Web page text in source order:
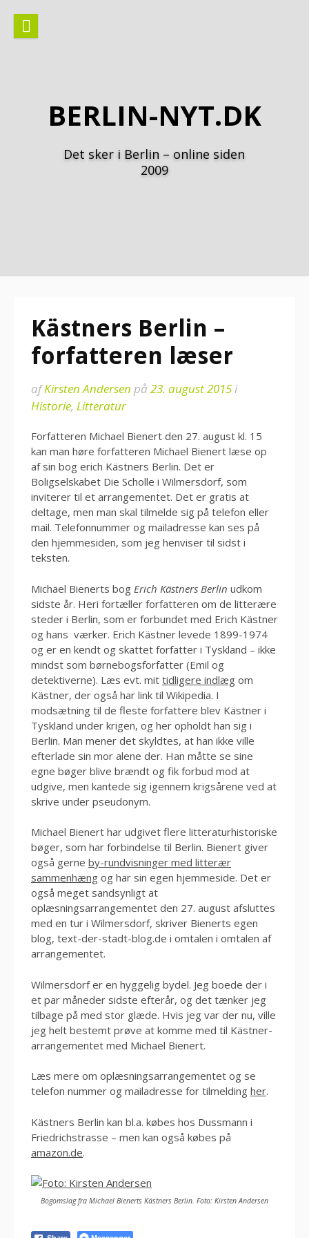
indhold
BERLIN-NYT.DK
Det sker i Berlin – online siden
2009
Kästners Berlin –
forfatteren læser
afKirsten Andersen på 23. august 2015i
Historie, Litteratur
Forfatteren Michael Bienert den 27. august kl. 15
kan man høre forfatteren Michael Bienert læse op
af sin bog erich Kästners Berlin. Det er
Boligselskabet Die Scholle i Wilmersdorf, som
inviterer til et arrangementet. Det er gratis at
deltage, men man skal tilmelde sig på telefon eller
mail. Telefonnummer og mailadresse kan ses på
den hjemmesiden, som jeg henviser til sidst i
teksten.
Michael Bienerts bog Erich Kästners Berlin udkom
sidste år. Heri fortæller forfatteren om de litterære
steder i Berlin, som er forbundet med Erich Kästner
og hans værker. Erich Kästner levede 1899-1974
og er en kendt og skattet forfatter i Tyskland – ikke
mindst som børnebogsforfatter (Emil og
detektiverne). Læs evt. mit tidligere indlæg om
Kästner, der også har link til Wikipedia. I
modsætning til de fleste forfattere blev Kästner i
Tyskland under krigen, og her opholdt han sig i
Berlin. Man mener det skyldtes, at han ikke ville
efterlade sin mor alene der. Han måtte se sine
egne bøger blive brændt og fik forbud mod at
udgive, men kantede sig igennem krigsårene ved at
skrive under pseudonym.
Michael Bienert har udgivet flere litteraturhistoriske
bøger, som har forbindelse til Berlin. Bienert giver
også gerne by-rundvisninger med litterær
sammenhæng og har sin egen hjemmeside. Det er
også meget sandsynligt at
oplæsningsarrangementet den 27. august afsluttes
med en tur i Wilmersdorf, skriver Bienerts egen
blog, text-der-stadt-blog.de i omtalen i omtalen af
arrangementet.
Wilmersdorf er en hyggelig bydel. Jeg boede der i
et par måneder sidste efterår, og det tænker jeg
tilbage på med stor glæde. Hvis jeg var der nu, ville
jeg helt bestemt prøve at komme med til Kästner-
arrangementet med Michael Bienert.
Læs mere om oplæsningsarrangementet og se
telefon nummer og mailadresse for tilmelding her.
Kästners Berlin kan bl.a. købes hos Dussmann i
Friedrichstrasse – men kan også købes på
amazon.de.
Bogomslag fra Michael Bienerts Kästners Berlin. Foto: Kirsten Andersen